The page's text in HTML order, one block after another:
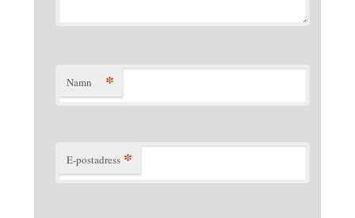
Namn *
E-postadress *